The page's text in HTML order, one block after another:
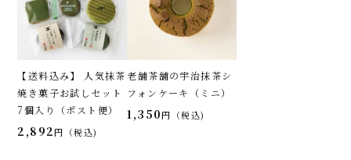
【送料込み】 人気抹茶
焼き菓子お試しセット
7個入り（ポスト便）
2,892 税込
老舗茶舗の宇治抹茶シ
フォンケーキ（ミニ）
1,350 税込